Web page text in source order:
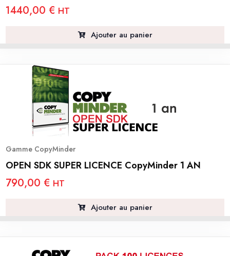
1440,00 € HT
Ajouter au panier
Gamme CopyMinder
OPEN SDK SUPER LICENCE CopyMinder 1 AN
790,00 € HT
Ajouter au panier